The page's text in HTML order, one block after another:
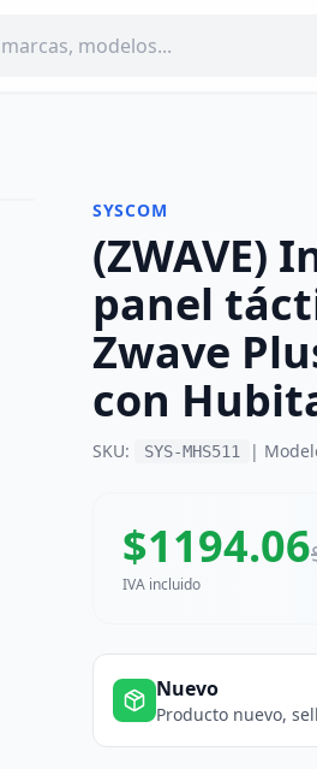
SYSCOM
(ZWAVE)
panel
Zwave
con
SKU: SYS-MHS511 |
$1194.06
IVA incluido
Nuevo
Producto nuevo,